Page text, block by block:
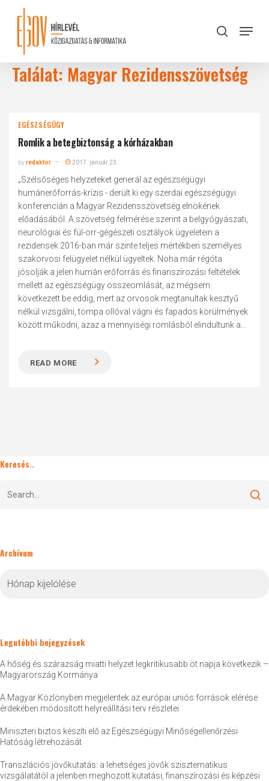
content
search
Menu
Találat: Magyar Rezidensszövetség
EGÉSZSÉGÜGY
Romlik a betegbiztonság a kórházakban
byredaktor 2017. január 23.
„Szélsőséges helyzeteket generál az egészségügyi
humánerőforrás-krízis - derült ki egy szerdai egészségügyi
konferencián a Magyar Rezidensszövetség elnökének
előadásából. A szövetség felmérése szerint a belgyógyászati,
neurológiai és fül-orr-gégészeti osztályok ügyeletein a
rezidensek 2016-ban már szinte teljes mértékben személyes
szakorvosi felügyelet nélkül ügyeltek. Noha már régóta
jósolják a jelen humán erőforrás és finanszírozási feltételek
mellett az egészségügy összeomlását, az mégsem
következett be eddig, mert az orvosok megtanultak kesztyű
nélkül vizsgálni, tompa ollóval vágni és fapados körülmények
között működni, azaz a mennyiségi romlásból elindultunk a...
READ MORE
Keresés..
Archívum
Legutóbbi bejegyzések
A hőség és szárazság miatti helyzet legkritikusabb öt napja következik –
Magyarország Kormánya
A Magyar Közlönyben megjelentek az európai uniós források elérése
érdekében módosított helyreállítási terv részletei
Miniszteri biztos készíti elő az Egészségügyi Minőségellenőrzési
Hatóság létrehozását
Transzlációs jövőkutatás: a lehetséges jövők szisztematikus
vizsgálatától a jelenben meghozott kutatási, finanszírozási és képzési
Close